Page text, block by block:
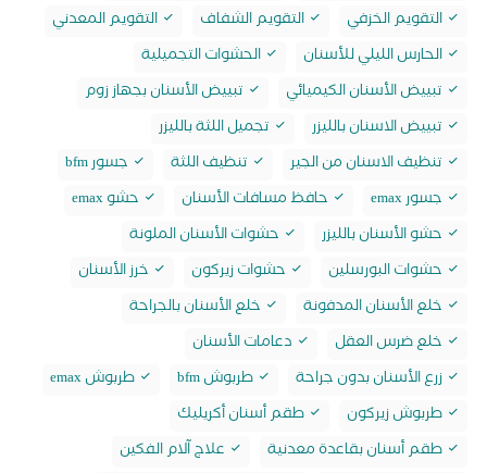
التقويم الخزفي
التقويم الشفاف
التقويم المعدني
الحارس الليلي للأسنان
الحشوات التجميلية
تبييض الأسنان الكيميائي
تبييض الأسنان بجهاز زوم
تبييض الاسنان بالليزر
تجميل اللثة بالليزر
تنظيف الاسنان من الجير
تنظيف اللثة
جسور bfm
جسور emax
حافظ مسافات الأسنان
حشو emax
حشو الأسنان بالليزر
حشوات الأسنان الملونة
حشوات البورسلين
حشوات زيركون
خرز الأسنان
خلع الأسنان المدفونة
خلع الأسنان بالجراحة
خلع ضرس العقل
دعامات الأسنان
زرع الأسنان بدون جراحة
طربوش bfm
طربوش emax
طربوش زيركون
طقم أسنان أكريليك
طقم أسنان بقاعدة معدنية
علاج آلام الفكين